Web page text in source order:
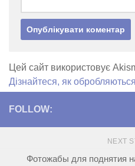
Цей сайт використовує
Дізнайтеся, як
FOLLOW:
NEXT
Фотожабы для поднятия